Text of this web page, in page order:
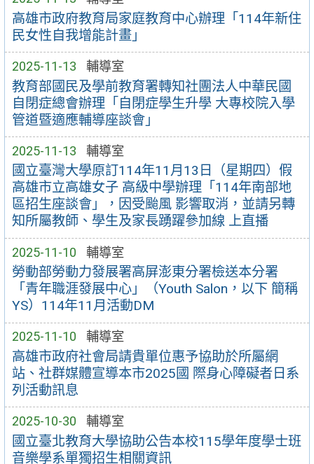
高雄市政府教育局家庭教育中心辦理「114年新住
民女性自我增能計畫」
2025-11-13 輔導室
教育部國民及學前教育署轉知社團法人中華民國
自閉症總會辦理「自閉症學生升學 大專校院入學
管道暨適應輔導座談會」
2025-11-13 輔導室
國立臺灣大學原訂114年11月13日（星期四）假
高雄市立高雄女子 高級中學辦理「114年南部地
區招生座談會」，因受颱風 影響取消，並請另轉
知所屬教師、學生及家長踴躍參加線 上直播
2025-11-10 輔導室
勞動部勞動力發展署高屏澎東分署檢送本分署
「青年職涯發展中心」（Youth Salon，以下 簡稱
YS）114年11月活動DM
2025-11-10 輔導室
高雄市政府社會局請貴單位惠予協助於所屬網
站、社群媒體宣導本市2025國 際身心障礙者日系
列活動訊息
2025-10-30 輔導室
國立臺北教育大學協助公告本校115學年度學士班
音樂學系單獨招生相關資訊